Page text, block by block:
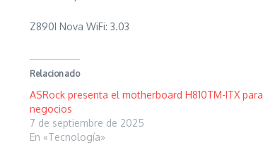
Z890I Nova WiFi: 3.03
Relacionado
ASRock presenta el motherboard H810TM-ITX para
negocios
7 de septiembre de 2025
En «Tecnología»